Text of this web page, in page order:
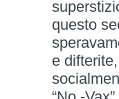
questo
e